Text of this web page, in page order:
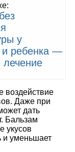
у
и ребенка —
лечение
воздействие
Даже при
дать
Бальзам
укусов
и уменьшает